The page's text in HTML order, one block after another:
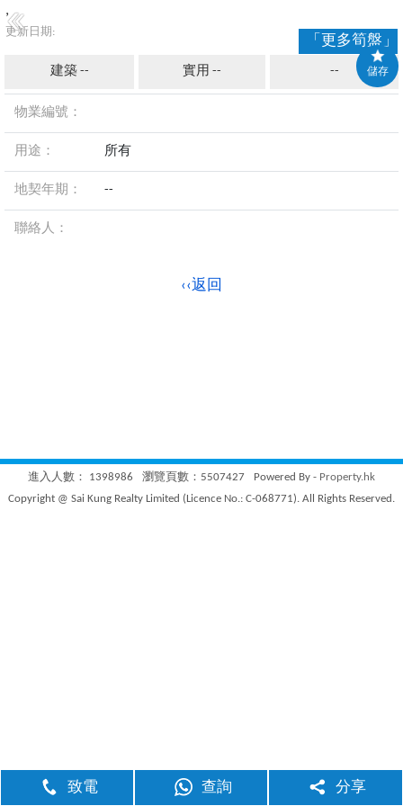
致電 查詢 分享
儲存
,
更新日期:
「更多筍盤」
建築 -- 實用 -- --
物業編號：
用途： 所有
地契年期： --
聯絡人：
‹‹返回
進入人數： 1398986 瀏覽頁數：5507427 Powered By - Property.hk
Copyright @ Sai Kung Realty Limited (Licence No.: C-068771). All Rights Reserved.